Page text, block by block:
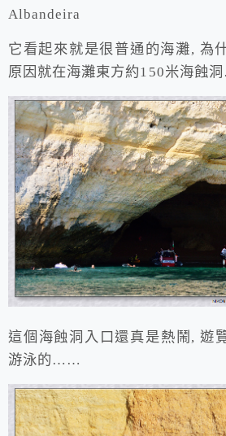
Albandeira
它看起來就是很普通的海灘, 為
原因就在海灘東方約150米海蝕
這個海蝕洞入口還真是熱鬧, 遊
游泳的……